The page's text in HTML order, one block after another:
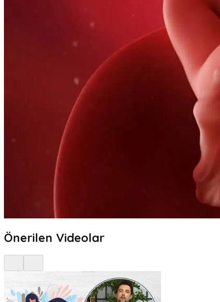
Önerilen Videolar